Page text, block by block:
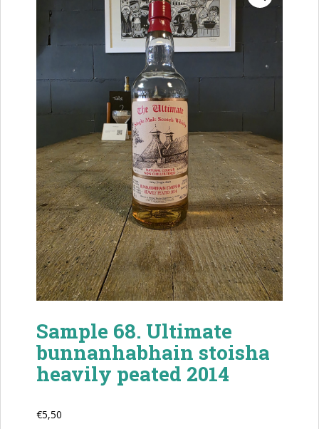
Sample 68. Ultimate
bunnanhabhain stoisha
heavily peated 2014
€5,50